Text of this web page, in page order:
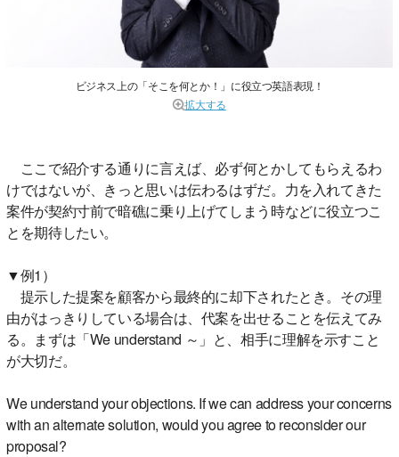
ビジネス上の「そこを何とか！」に役立つ英語表現！
拡大する
ここで紹介する通りに言えば、必ず何とかしてもらえるわ
けではないが、きっと思いは伝わるはずだ。力を入れてきた
案件が契約寸前で暗礁に乗り上げてしまう時などに役立つこ
とを期待したい。
▼例1）
提示した提案を顧客から最終的に却下されたとき。その理
由がはっきりしている場合は、代案を出せることを伝えてみ
る。まずは「We understand ～」と、相手に理解を示すこと
が大切だ。
We understand your objections. If we can address your concerns
with an alternate solution, would you agree to reconsider our
proposal?